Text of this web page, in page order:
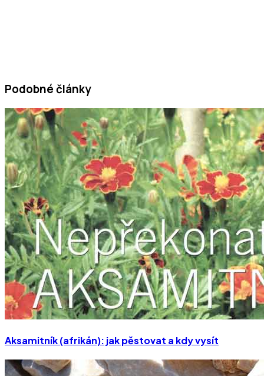
Podobné články
Aksamitník (afrikán): jak pěstovat a kdy vysít